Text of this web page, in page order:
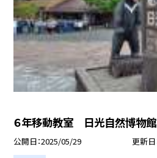
６年移動教室 日光自然博物館
公開日 2025/05/29 更新日